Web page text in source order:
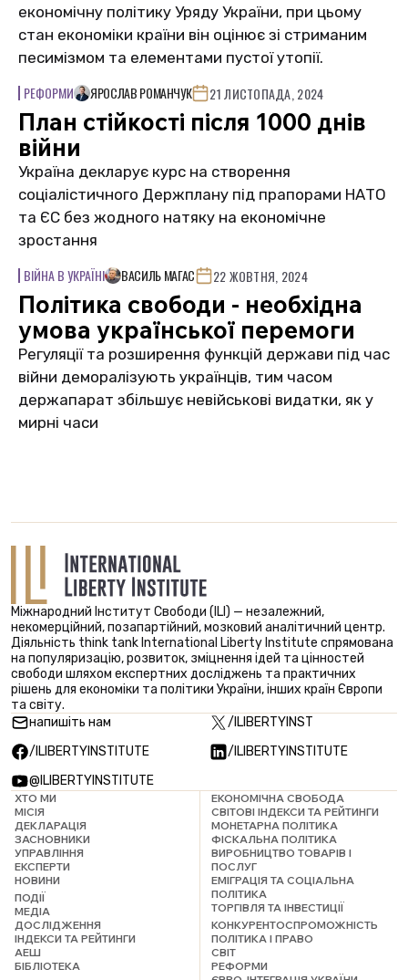
економічну політику Уряду України, при цьому
стан економіки країни він оцінює зі стриманим
песимізмом та елементами пустої утопії.
РЕФОРМИ ЯРОСЛАВ РОМАНЧУК 21 ЛИСТОПАДА, 2024
План стійкості після 1000 днів
війни
Україна декларує курс на створення
соціалістичного Держплану під прапорами НАТО
та ЄС без жодного натяку на економічне
зростання
ВІЙНА В УКРАЇНІ ВАСИЛЬ МАГАС 22 ЖОВТНЯ, 2024
Політика свободи - необхідна
умова української перемоги
Регуляції та розширення функцій держави під час
війни деморалізують українців, тим часом
держапарат збільшує невійськові видатки, як у
мирні часи
Міжнародний Інститут Свободи (ILI) — незалежний,
некомерційний, позапартійний, мозковий аналітичний центр.
Діяльність think tank International Liberty Institute спрямована
на популяризацію, розвиток, зміцнення ідей та цінностей
свободи шляхом експертних досліджень та практичних
рішень для економіки та політики України, інших країн Європи
та світу.
напишіть нам
/ILIBERTYINST
/ILIBERTYINSTITUTE
/ILIBERTYINSTITUTE
@ILIBERTYINSTITUTE
ХТО МИ
МІСІЯ
ДЕКЛАРАЦІЯ
ЗАСНОВНИКИ
УПРАВЛІННЯ
ЕКСПЕРТИ
НОВИНИ
ПОДІЇ
МЕДІА
ДОСЛІДЖЕННЯ
ІНДЕКСИ ТА РЕЙТИНГИ
АЕШ
БІБЛІОТЕКА
ЕКОНОМІЧНА СВОБОДА
СВІТОВІ ІНДЕКСИ ТА РЕЙТИНГИ
МОНЕТАРНА ПОЛІТИКА
ФІСКАЛЬНА ПОЛІТИКА
ВИРОБНИЦТВО ТОВАРІВ І
ПОСЛУГ
ЕМІГРАЦІЯ ТА СОЦІАЛЬНА
ПОЛІТИКА
ТОРГІВЛЯ ТА ІНВЕСТИЦІЇ
КОНКУРЕНТОСПРОМОЖНІСТЬ
ПОЛІТИКА І ПРАВО
СВІТ
РЕФОРМИ